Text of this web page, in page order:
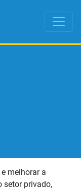
melhorar a
setor privado,